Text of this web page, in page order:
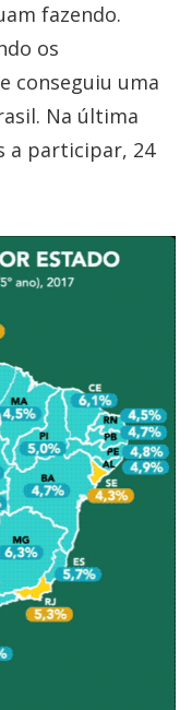
fazendo.
os
conseguiu uma
Na última
a participar, 24